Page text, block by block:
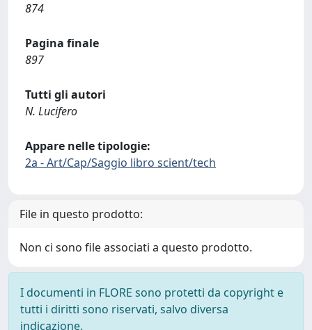
874
Pagina finale
897
Tutti gli autori
N. Lucifero
Appare nelle tipologie:
2a - Art/Cap/Saggio libro scient/tech
File in questo prodotto:
Non ci sono file associati a questo prodotto.
I documenti in FLORE sono protetti da copyright e
tutti i diritti sono riservati, salvo diversa
indicazione.